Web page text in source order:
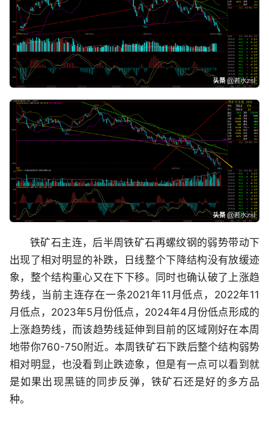
铁矿石主连，后半周铁矿石再螺纹钢的弱势带动下
出现了相对明显的补跌，日线整个下降结构没有放缓迹
象，整个结构重心又在下下移。同时也确认破了上涨趋
势线，当前主连存在一条2021年11月低点，2022年11
月低点，2023年5月份低点，2024年4月份低点形成的
上涨趋势线，而该趋势线延伸到目前的区域刚好在本周
地带你760-750附近。本周铁矿石下跌后整个结构弱势
相对明显，也没看到止跌迹象，但是有一点可以看到就
是如果出现黑链的同步反弹，铁矿石还是好的多方品
种。